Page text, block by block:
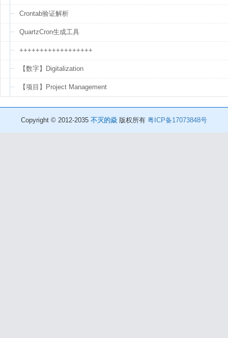
Crontab验证解析
QuartzCron生成工具
++++++++++++++++++
【数字】Digitalization
【项目】Project Management
Copyright © 2012-2035 不灭的焱 版权所有 粤ICP备17073848号